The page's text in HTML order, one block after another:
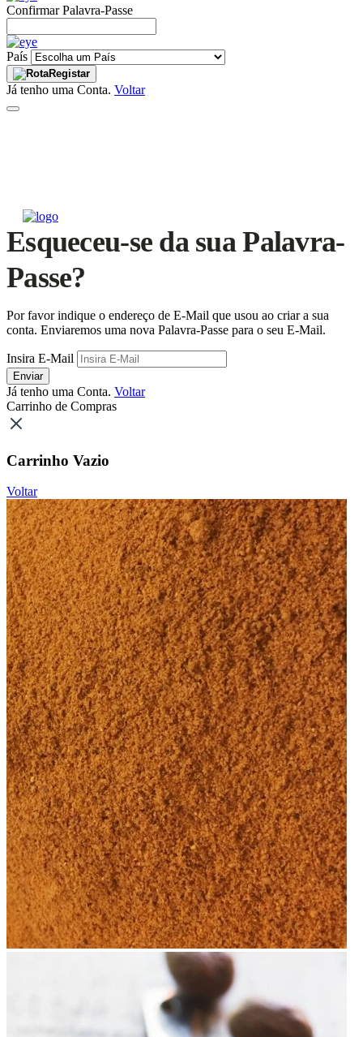
Confirmar Palavra-Passe
País
Registar
Já tenho uma Conta. Voltar
Esqueceu-se da sua Palavra-
Passe?
Por favor indique o endereço de E-Mail que usou ao criar a sua
conta. Enviaremos uma nova Palavra-Passe para o seu E-Mail.
Insira E-Mail
Enviar
Já tenho uma Conta. Voltar
Carrinho de Compras
Carrinho Vazio
Voltar